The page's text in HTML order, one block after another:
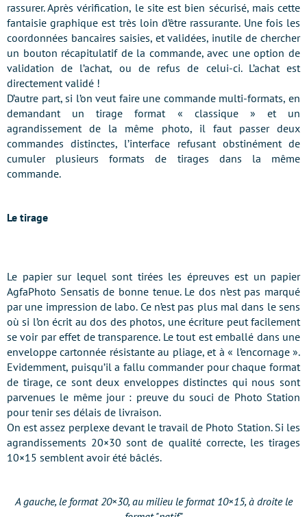
rassurer. Après vérification, le site est bien sécurisé, mais cette
fantaisie graphique est très loin d’être rassurante. Une fois les
coordonnées bancaires saisies, et validées, inutile de chercher
un bouton récapitulatif de la commande, avec une option de
validation de l’achat, ou de refus de celui-ci. L’achat est
directement validé !
D’autre part, si l’on veut faire une commande multi-formats, en
demandant un tirage format « classique » et un
agrandissement de la même photo, il faut passer deux
commandes distinctes, l’interface refusant obstinément de
cumuler plusieurs formats de tirages dans la même
commande.
Le tirage
Le papier sur lequel sont tirées les épreuves est un papier
AgfaPhoto Sensatis de bonne tenue. Le dos n’est pas marqué
par une impression de labo. Ce n’est pas plus mal dans le sens
où si l’on écrit au dos des photos, une écriture peut facilement
se voir par effet de transparence. Le tout est emballé dans une
enveloppe cartonnée résistante au pliage, et à « l’encornage ».
Evidemment, puisqu’il a fallu commander pour chaque format
de tirage, ce sont deux enveloppes distinctes qui nous sont
parvenues le même jour : preuve du souci de Photo Station
pour tenir ses délais de livraison.
On est assez perplexe devant le travail de Photo Station. Si les
agrandissements 20×30 sont de qualité correcte, les tirages
10×15 semblent avoir été bâclés.
A gauche, le format 20×30, au milieu le format 10×15, à droite le